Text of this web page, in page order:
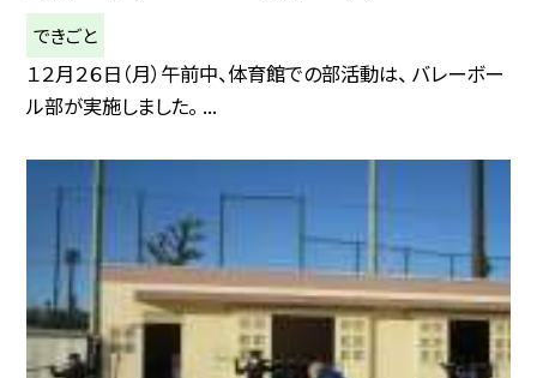
できごと
１２月２６日（月）午前中、体育館での部活動は、 バレーボー
ル部が実施しました。 ...